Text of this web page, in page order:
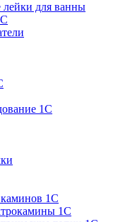
лейки для ванны
1С
1C
1С